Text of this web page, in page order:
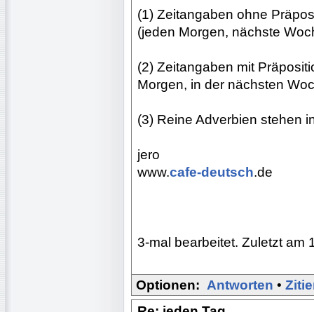
(1) Zeitangaben ohne
(jeden Morgen, nächste
(2) Zeitangaben mit
Morgen, in der nächsten
(3) Reine Adverbien stehen
jero
www.cafe-deutsch.de
3-mal bearbeitet. Zuletzt am
Optionen: Antworten •